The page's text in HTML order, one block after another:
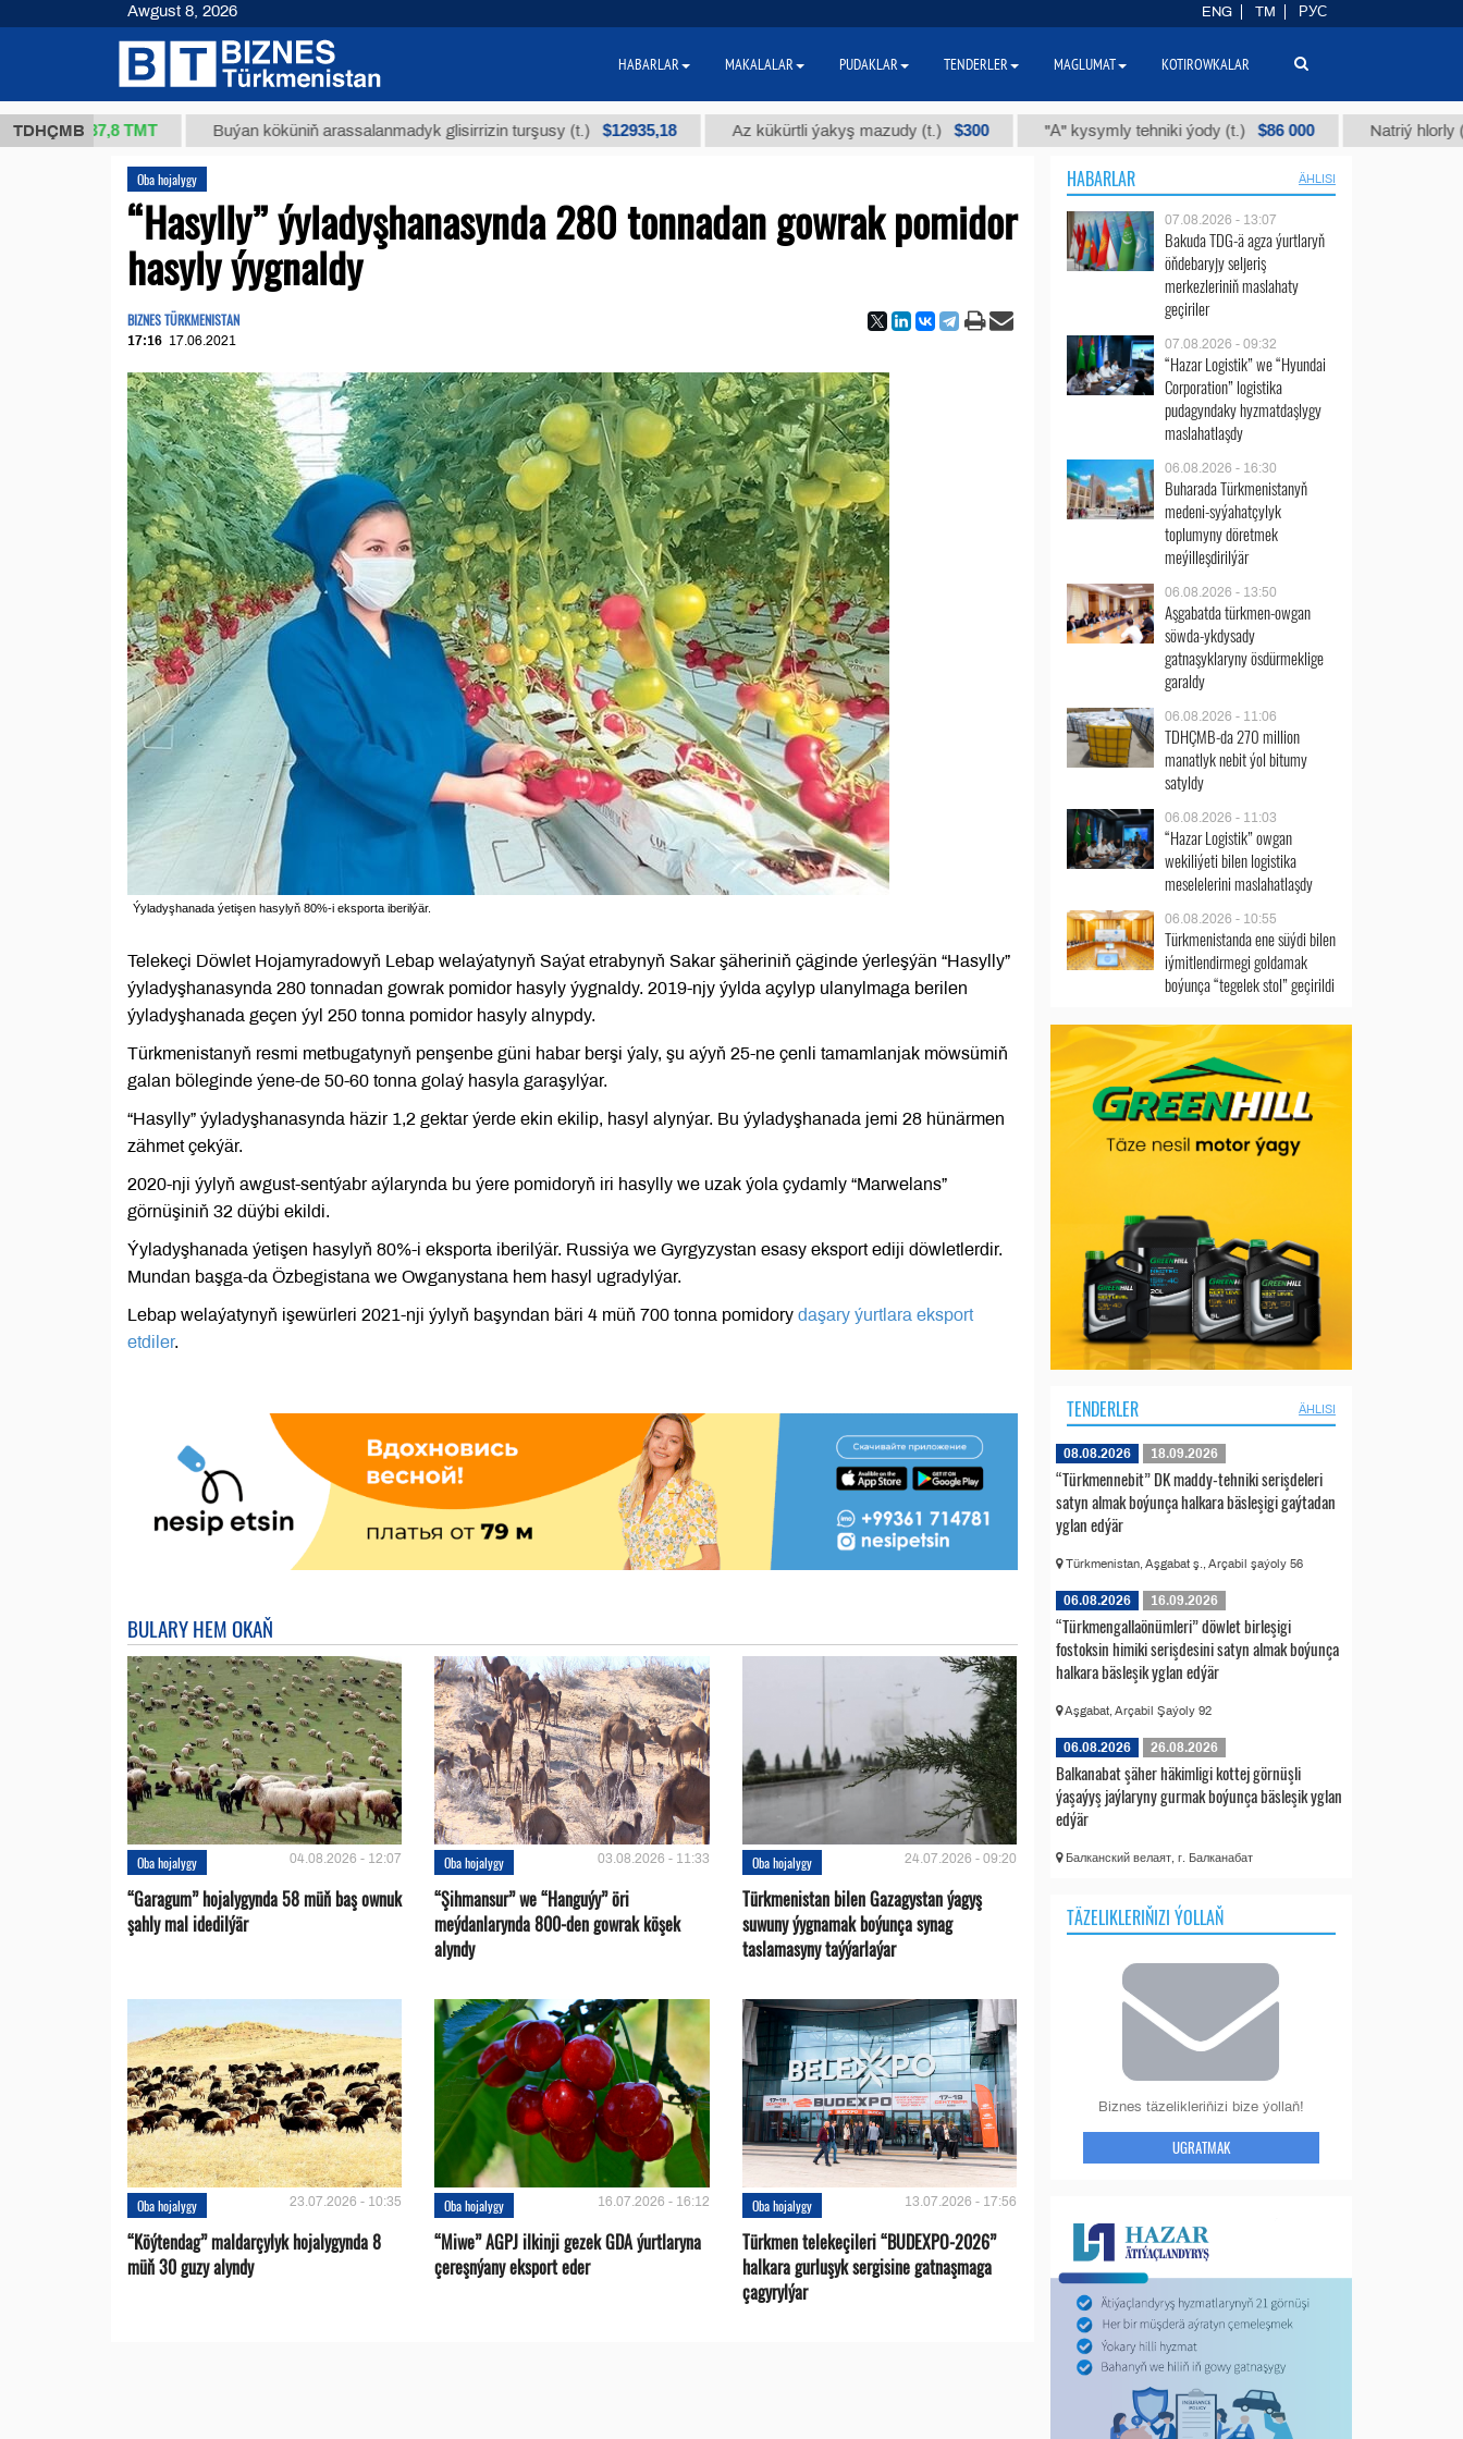
TDHÇMB
37,8 ТМТ Buýan köküniň arassalanmadyk glisirrizin turşusy (t.) $12935,18 Az kükürtli ýakyş mazudy (t.) $300 "А" kysymly tehniki ýody (t.) $86 000 Natriý hlorly
Oba hojalygy
“Hasylly” ýyladyşhanasynda 280 tonnadan gowrak pomidor
hasyly ýygnaldy
BIZNES TÜRKMENISTAN
17:16 17.06.2021
Ýyladyşhanada ýetişen hasylyň 80%-i eksporta iberilýär.
Telekeçi Döwlet Hojamyradowyň Lebap welaýatynyň Saýat etrabynyň Sakar şäheriniň çäginde ýerleşýän “Hasylly”
ýyladyşhanasynda 280 tonnadan gowrak pomidor hasyly ýygnaldy. 2019-njy ýylda açylyp ulanylmaga berilen
ýyladyşhanada geçen ýyl 250 tonna pomidor hasyly alnypdy.
Türkmenistanyň resmi metbugatynyň penşenbe güni habar berşi ýaly, şu aýyň 25-ne çenli tamamlanjak möwsümiň
galan böleginde ýene-de 50-60 tonna golaý hasyla garaşylýar.
“Hasylly” ýyladyşhanasynda häzir 1,2 gektar ýerde ekin ekilip, hasyl alynýar. Bu ýyladyşhanada jemi 28 hünärmen
zähmet çekýär.
2020-nji ýylyň awgust-sentýabr aýlarynda bu ýere pomidoryň iri hasylly we uzak ýola çydamly “Marwelans”
görnüşiniň 32 düýbi ekildi.
Ýyladyşhanada ýetişen hasylyň 80%-i eksporta iberilýär. Russiýa we Gyrgyzystan esasy eksport ediji döwletlerdir.
Mundan başga-da Özbegistana we Owganystana hem hasyl ugradylýar.
Lebap welaýatynyň işewürleri 2021-nji ýylyň başyndan bäri 4 müň 700 tonna pomidory daşary ýurtlara eksport
etdiler.
BULARY HEM OKAŇ
Oba hojalygy 04.08.2026 - 12:07
“Garagum” hojalygynda 58 müň baş ownuk
şahly mal idedilýär
Oba hojalygy 03.08.2026 - 11:33
“Şihmansur” we “Hanguýy” öri
meýdanlarynda 800-den gowrak köşek
alyndy
Oba hojalygy 24.07.2026 - 09:20
Türkmenistan bilen Gazagystan ýagyş
suwuny ýygnamak boýunça synag
taslamasyny taýýarlaýar
Oba hojalygy 23.07.2026 - 10:35
“Köýtendag” maldarçylyk hojalygynda 8
müň 30 guzy alyndy
Oba hojalygy 16.07.2026 - 16:12
“Miwe” AGPJ ilkinji gezek GDA ýurtlaryna
çereşnýany eksport eder
Oba hojalygy 13.07.2026 - 17:56
Türkmen telekeçileri “BUDEXPO-2026”
halkara gurluşyk sergisine gatnaşmaga
çagyrylýar
HABARLAR ÄHLISI
07.08.2026 - 13:07
Bakuda TDG-ä agza ýurtlaryň
öňdebaryjy seljeriş
merkezleriniň maslahaty
geçiriler
07.08.2026 - 09:32
“Hazar Logistik” we “Hyundai
Corporation” logistika
pudagyndaky hyzmatdaşlygy
maslahatlaşdy
06.08.2026 - 16:30
Buharada Türkmenistanyň
medeni-syýahatçylyk
toplumyny döretmek
meýilleşdirilýär
06.08.2026 - 13:50
Aşgabatda türkmen-owgan
söwda-ykdysady
gatnaşyklaryny ösdürmeklige
garaldy
06.08.2026 - 11:06
TDHÇMB-da 270 million
manatlyk nebit ýol bitumy
satyldy
06.08.2026 - 11:03
“Hazar Logistik” owgan
wekiliýeti bilen logistika
meselelerini maslahatlaşdy
06.08.2026 - 10:55
Türkmenistanda ene süýdi bilen
iýmitlendirmegi goldamak
boýunça “tegelek stol” geçirildi
TENDERLER ÄHLISI
08.08.2026 18.09.2026
“Türkmennebit” DK maddy-tehniki serişdeleri
satyn almak boýunça halkara bäsleşigi gaýtadan
yglan edýär
Türkmenistan, Aşgabat ş., Arçabil şaýoly 56
06.08.2026 16.09.2026
“Türkmengallaönümleri” döwlet birleşigi
fostoksin himiki serişdesini satyn almak boýunça
halkara bäsleşik yglan edýär
Aşgabat, Arçabil Şaýoly 92
06.08.2026 26.08.2026
Balkanabat şäher häkimligi kottej görnüşli
ýaşaýyş jaýlaryny gurmak boýunça bäsleşik yglan
edýär
Балканский велаят, г. Балканабат
TÄZELIKLERIŇIZI ÝOLLAŇ
Biznes täzelikleriňizi bize ýollaň!
UGRATMAK
Awgust 8, 2026 ENG TM РУС
HABARLAR MAKALALAR PUDAKLAR TENDERLER MAGLUMAT KOTIROWKALAR